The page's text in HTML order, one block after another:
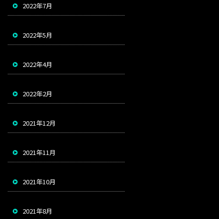
2022年7月
2022年5月
2022年4月
2022年2月
2021年12月
2021年11月
2021年10月
2021年8月